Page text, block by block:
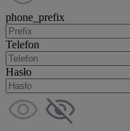
phone_prefix
Telefon
Hasło